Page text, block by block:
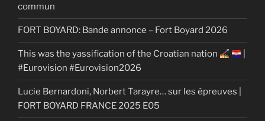
commun
FORT BOYARD: Bande annonce – Fort Boyard 2026
This was the yassification of the Croatian nation
#Eurovision #Eurovision2026
Lucie Bernardoni, Norbert Tarayre… sur les épreuves |
FORT BOYARD FRANCE 2025 E05